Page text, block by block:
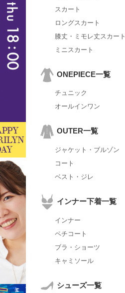
スカート
ロングスカート
膝丈・ミモレ丈スカート
ミニスカート
ONEPIECE一覧
チュニック
オールインワン
OUTER一覧
ジャケット・ブルゾン
コート
ベスト・ジレ
インナー下着一覧
インナー
ペチコート
ブラ・ショーツ
キャミソール
シューズ一覧